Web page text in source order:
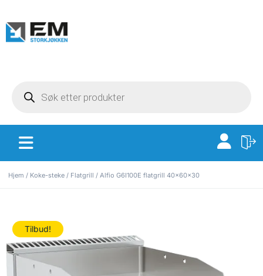
Hjem / Koke-steke / Flatgrill / Alfio G6I100E flatgrill 40x60x30
Tilbud!